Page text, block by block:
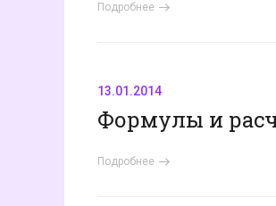
Подробнее
13.01.2014
Формулы и
Подробнее